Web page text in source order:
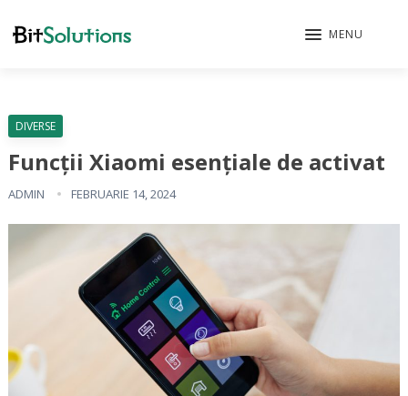
MENU
DIVERSE
Funcții Xiaomi esențiale de activat
ADMIN FEBRUARIE 14, 2024